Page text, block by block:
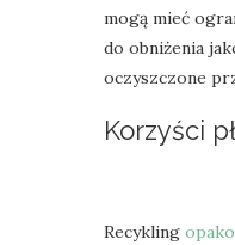
mogą mieć
do obniżenia
oczyszczone
Korzyści
Recykling